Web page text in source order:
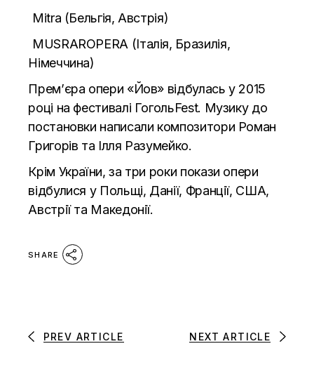
Mitra (Бельгія, Австрія)
MUSRAROPERA (Італія, Бразилія,
Німеччина)
Прем’єра опери «Йов» відбулась у 2015
році на фестивалі ГогольFest. Музику до
постановки написали композитори Роман
Григорів та Ілля Разумейко.
Крім України, за три роки покази опери
відбулися у Польщі, Данії, Франції, США,
Австрії та Македонії.
SHARE
PREV ARTICLE NEXT ARTICLE